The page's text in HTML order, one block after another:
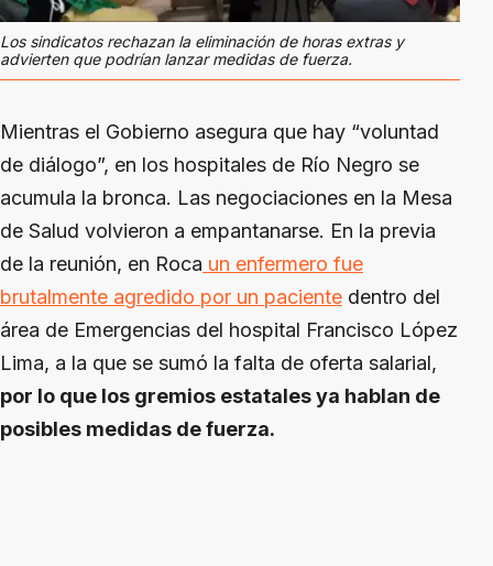
Los sindicatos rechazan la eliminación de horas extras y
advierten que podrían lanzar medidas de fuerza.
Mientras el Gobierno asegura que hay “voluntad
de diálogo”, en los hospitales de Río Negro se
acumula la bronca. Las negociaciones en la Mesa
de Salud volvieron a empantanarse. En la previa
de la reunión, en Roca un enfermero fue
brutalmente agredido por un paciente dentro del
área de Emergencias del hospital Francisco López
Lima, a la que se sumó la falta de oferta salarial,
por lo que los gremios estatales ya hablan de
posibles medidas de fuerza.